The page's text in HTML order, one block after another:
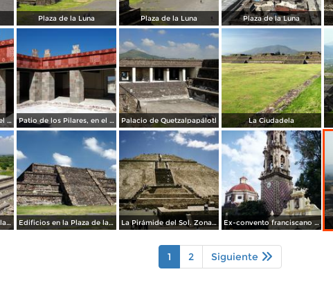
Plaza de la Luna Plaza de la Luna Plaza de la Luna
Patio de los Pilares, en el Palacio de Quetzalpapálotl Patio de los Pilares, en el Palacio de Quetzalpapálotl Palacio de Quetzalpapálotl La Ciudadela
Edificios en la Plaza de la Luna Edificios en la Plaza de la Luna La Pirámide del Sol. Zona arqueológica de Teotihuacán. 1994 Ex-convento franciscano de San Juán, siglo XVI. Teotihuacán, Edo. de México
1 2 Siguiente